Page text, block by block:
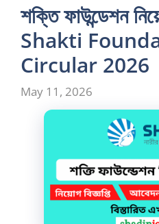
শক্তি ফাউন্ডেশন
Shakti
Circular 2026
May 11, 2026